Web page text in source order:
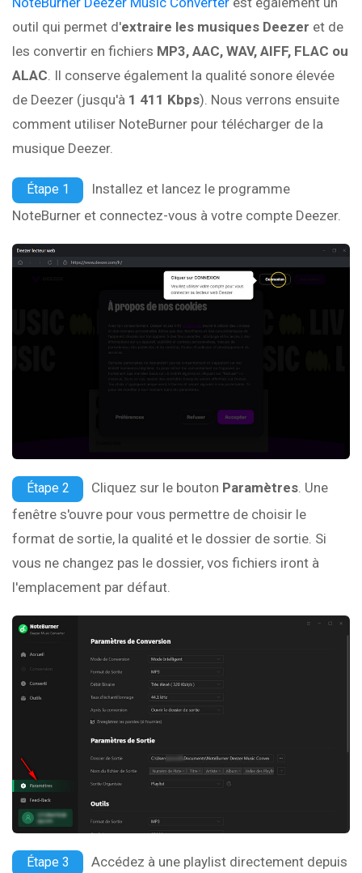
outil qui permet d'extraire les musiques Deezer et de
les convertir en fichiers MP3, AAC, WAV, AIFF, FLAC ou
ALAC . Il conserve également la qualité sonore élevée
de Deezer (jusqu'à 1 411 Kbps). Nous verrons ensuite
comment utiliser NoteBurner pour télécharger de la
musique Deezer.
Étape 1
Installez et lancez le programme
NoteBurner et connectez-vous à votre compte Deezer.
Étape 2 Cliquez sur le bouton Paramètres. Une
fenêtre s'ouvre pour vous permettre de choisir le
format de sortie, la qualité et le dossier de sortie. Si
vous ne changez pas le dossier, vos fichiers iront à
l'emplacement par défaut.
Étape 3
Accédez à une playlist directement depuis